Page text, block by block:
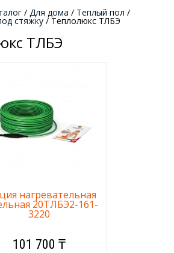
/ Для дома / Теплый пол /
стяжку / Теплолюкс ТЛБЭ
ТЛБЭ
нагревательная
20ТЛБЭ2-161-
3220
101 700 ₸